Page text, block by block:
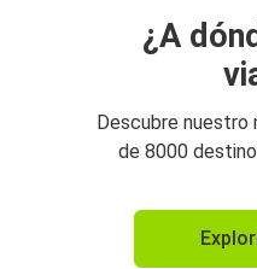
Northampton
¿A
Descubre nuestro
de 8000